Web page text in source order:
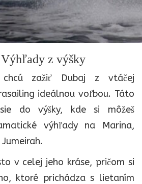
z výšky
zažiť Dubaj z vtáčej
ideálnou voľbou. Táto
do výšky, kde si môžeš
výhľady na Marina,
v celej jeho kráse, pričom si
ktoré prichádza s lietaním